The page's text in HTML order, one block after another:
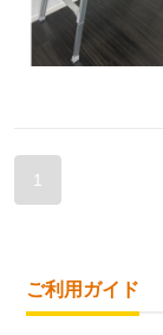
1
ご利用ガイド